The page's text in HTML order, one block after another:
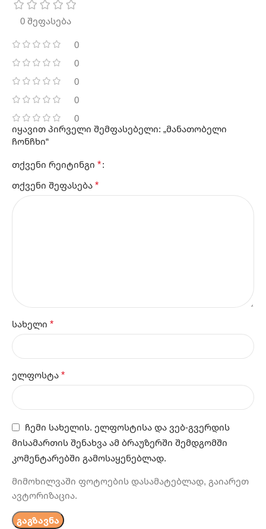
0 შეფასება
0
0
0
0
0
იყავით პირველი შემფასებელი: „მანათობელი
ჩონჩხი“
თქვენი რეიტინგი *
თქვენი შეფასება *
სახელი *
ელფოსტა *
ჩემი სახელის. ელფოსტისა და ვებ-გვერდის
მისამართის შენახვა ამ ბრაუზერში შემდგომში
კომენტარებში გამოსაყენებლად.
მიმოხილვაში ფოტოების დასამატებლად, გაიარეთ
ავტორიზაცია.